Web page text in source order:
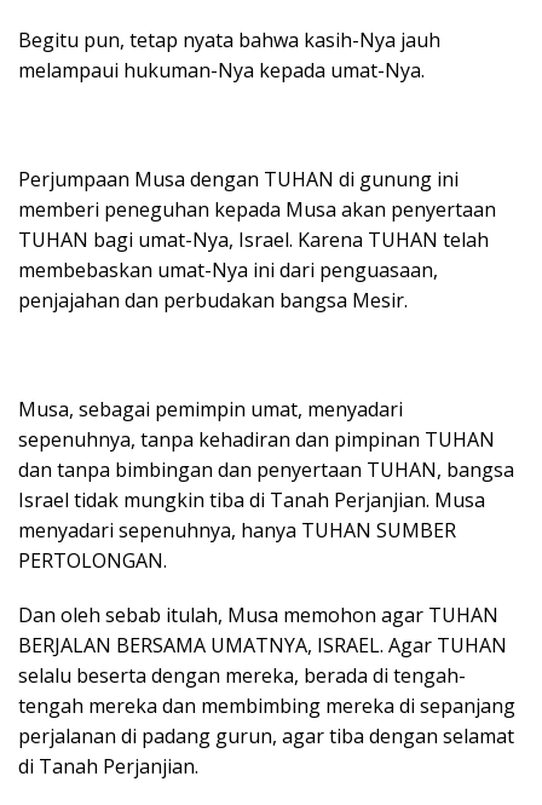
Begitu pun, tetap nyata bahwa kasih-Nya jauh
melampaui hukuman-Nya kepada umat-Nya.
Perjumpaan Musa dengan TUHAN di gunung ini
memberi peneguhan kepada Musa akan penyertaan
TUHAN bagi umat-Nya, Israel. Karena TUHAN telah
membebaskan umat-Nya ini dari penguasaan,
penjajahan dan perbudakan bangsa Mesir.
Musa, sebagai pemimpin umat, menyadari
sepenuhnya, tanpa kehadiran dan pimpinan TUHAN
dan tanpa bimbingan dan penyertaan TUHAN, bangsa
Israel tidak mungkin tiba di Tanah Perjanjian. Musa
menyadari sepenuhnya, hanya TUHAN SUMBER
PERTOLONGAN.
Dan oleh sebab itulah, Musa memohon agar TUHAN
BERJALAN BERSAMA UMATNYA, ISRAEL. Agar TUHAN
selalu beserta dengan mereka, berada di tengah-
tengah mereka dan membimbing mereka di sepanjang
perjalanan di padang gurun, agar tiba dengan selamat
di Tanah Perjanjian.